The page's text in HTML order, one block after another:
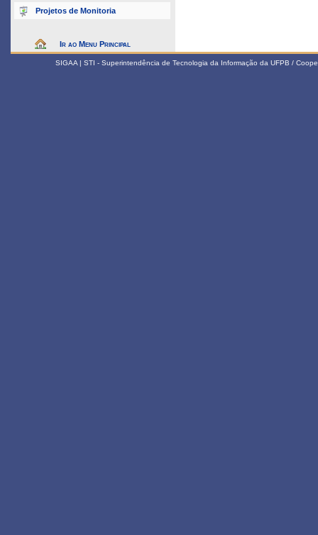
Projetos de Monitoria
Ir ao Menu Principal
SIGAA | STI - Superintendência de Tecnologia da Informação da UFPB /